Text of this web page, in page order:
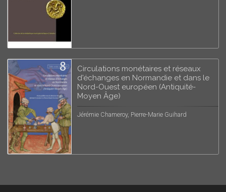
Circulations monétaires et réseaux
d'échanges en Normandie et dans le
Nord-Ouest européen (Antiquité-
Moyen Âge)
Jérémie Chameroy, Pierre-Marie Guihard